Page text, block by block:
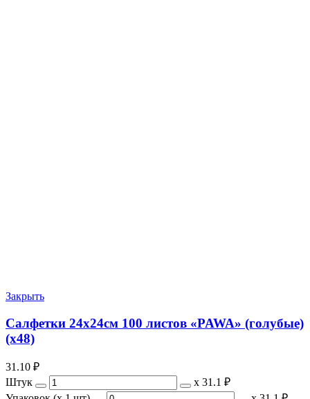
Закрыть
Салфетки 24х24см 100 листов «PAWA» (голубые)
(х48)
31.10 ₽
Штук
х 31.1 ₽